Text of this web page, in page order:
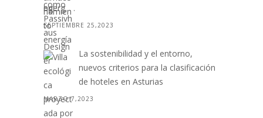
energ. . .
SEPTIEMBRE 25,2023
La sostenibilidad y el entorno,
nuevos criterios para la clasificación
de hoteles en Asturias
MARZO 7,2023